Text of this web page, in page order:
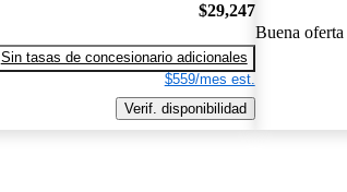
$29,247
Sin tasas de concesionario adicionales
$559/mes est.
Verif. disponibilidad
Buena oferta